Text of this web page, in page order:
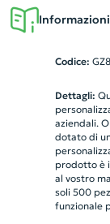
Codice:
Dettagli:
aziendali.
dotato di
prodotto è
al vostro
soli 500
funzionale